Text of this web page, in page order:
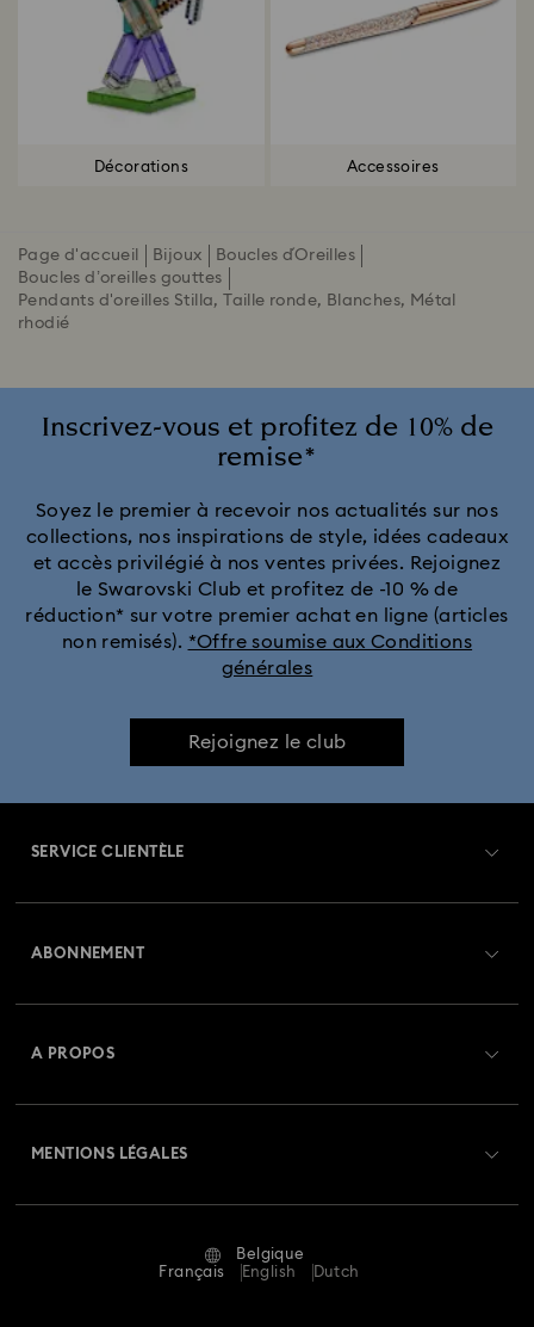
Décorations Accessoires
Page d'accueil Bijoux
Boucles d´Oreilles
Boucles d’oreilles gouttes
Pendants d'oreilles Stilla, Taille ronde, Blanches, Métal
rhodié
Inscrivez-vous et profitez de 10% de
remise*
Soyez le premier à recevoir nos actualités sur nos
collections, nos inspirations de style, idées cadeaux
et accès privilégié à nos ventes privées. Rejoignez
le Swarovski Club et profitez de -10 % de
réduction* sur votre premier achat en ligne (articles
non remisés). *Offre soumise aux Conditions
générales
Rejoignez le club
SERVICE CLIENTÈLE
Retours et échanges
Statut de réparation
ABONNEMENT
A PROPOS
MENTIONS LÉGALES
Conditions Générales
Belgique
Français
English Dutch